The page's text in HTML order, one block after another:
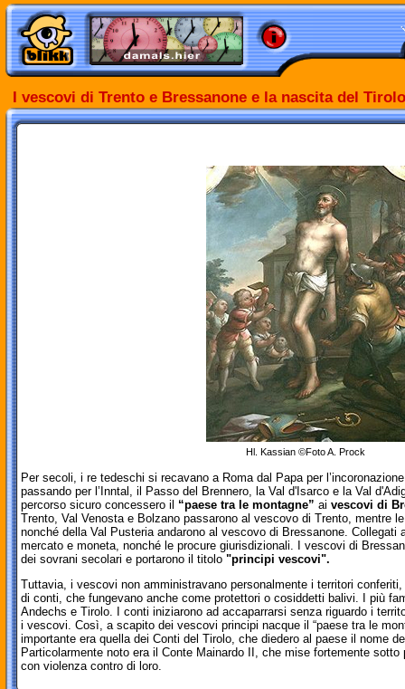
I vescovi di Trento e Bressanone e la nascita del Tirolo
Hl. Kassian ©Foto A. Prock
Per secoli, i re tedeschi si recavano a Roma dal Papa per
passando per l’Inntal, il Passo del Brennero, la Val d'Isarco e la Val
percorso sicuro concessero il “paese tra le montagne” ai vescovi di
Trento, Val Venosta e Bolzano passarono al vescovo di Trento, mentre le
nonché della Val Pusteria andarono al vescovo di Bressanone. Collegati
mercato e moneta, nonché le procure giurisdizionali. I vescovi di
dei sovrani secolari e portarono il titolo "principi vescovi".
Tuttavia, i vescovi non amministravano personalmente i territori
di conti, che fungevano anche come protettori o cosiddetti balivi. I più
Andechs e Tirolo. I conti iniziarono ad accaparrarsi senza riguardo i
i vescovi. Così, a scapito dei vescovi principi nacque il “paese tra le
importante era quella dei Conti del Tirolo, che diedero al paese il nome
Particolarmente noto era il Conte Mainardo II, che mise fortemente
con violenza contro di loro.